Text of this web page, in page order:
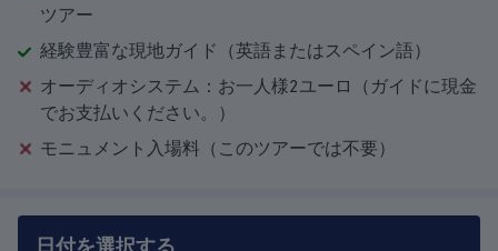
ツアー
経験豊富な現地ガイド（英語またはスペイン語）
オーディオシステム：お一人様2ユーロ（ガイドに現金
でお支払いください。）
モニュメント入場料（このツアーでは不要）
日付を選択する